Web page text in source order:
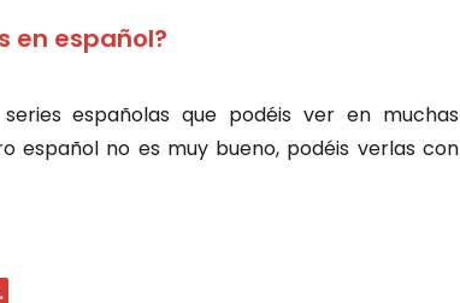
en español?
españolas que podéis ver en muchas
español no es muy bueno, podéis verlas con